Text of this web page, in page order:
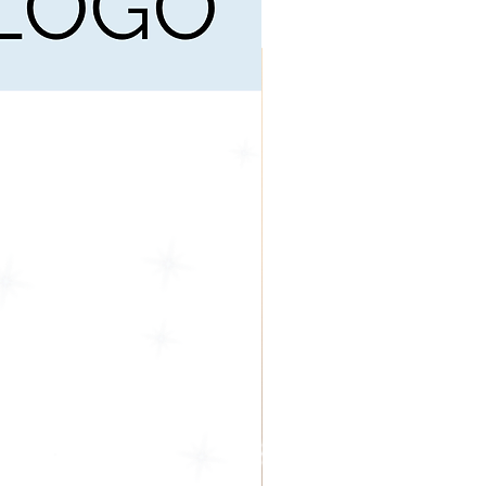
seine Gültigkeit als
teilweise verloren hat.
digitalen Downloads:
Sie die Datei unmittelbar
keine physische Ware mit
Widerrufsrecht für diesen
Produkts kommt kein
Verhältnis zu Stande.
ist die Benedikt Tillmann
diesen Vorlagen erstellten
Haftung übernommen. Sie